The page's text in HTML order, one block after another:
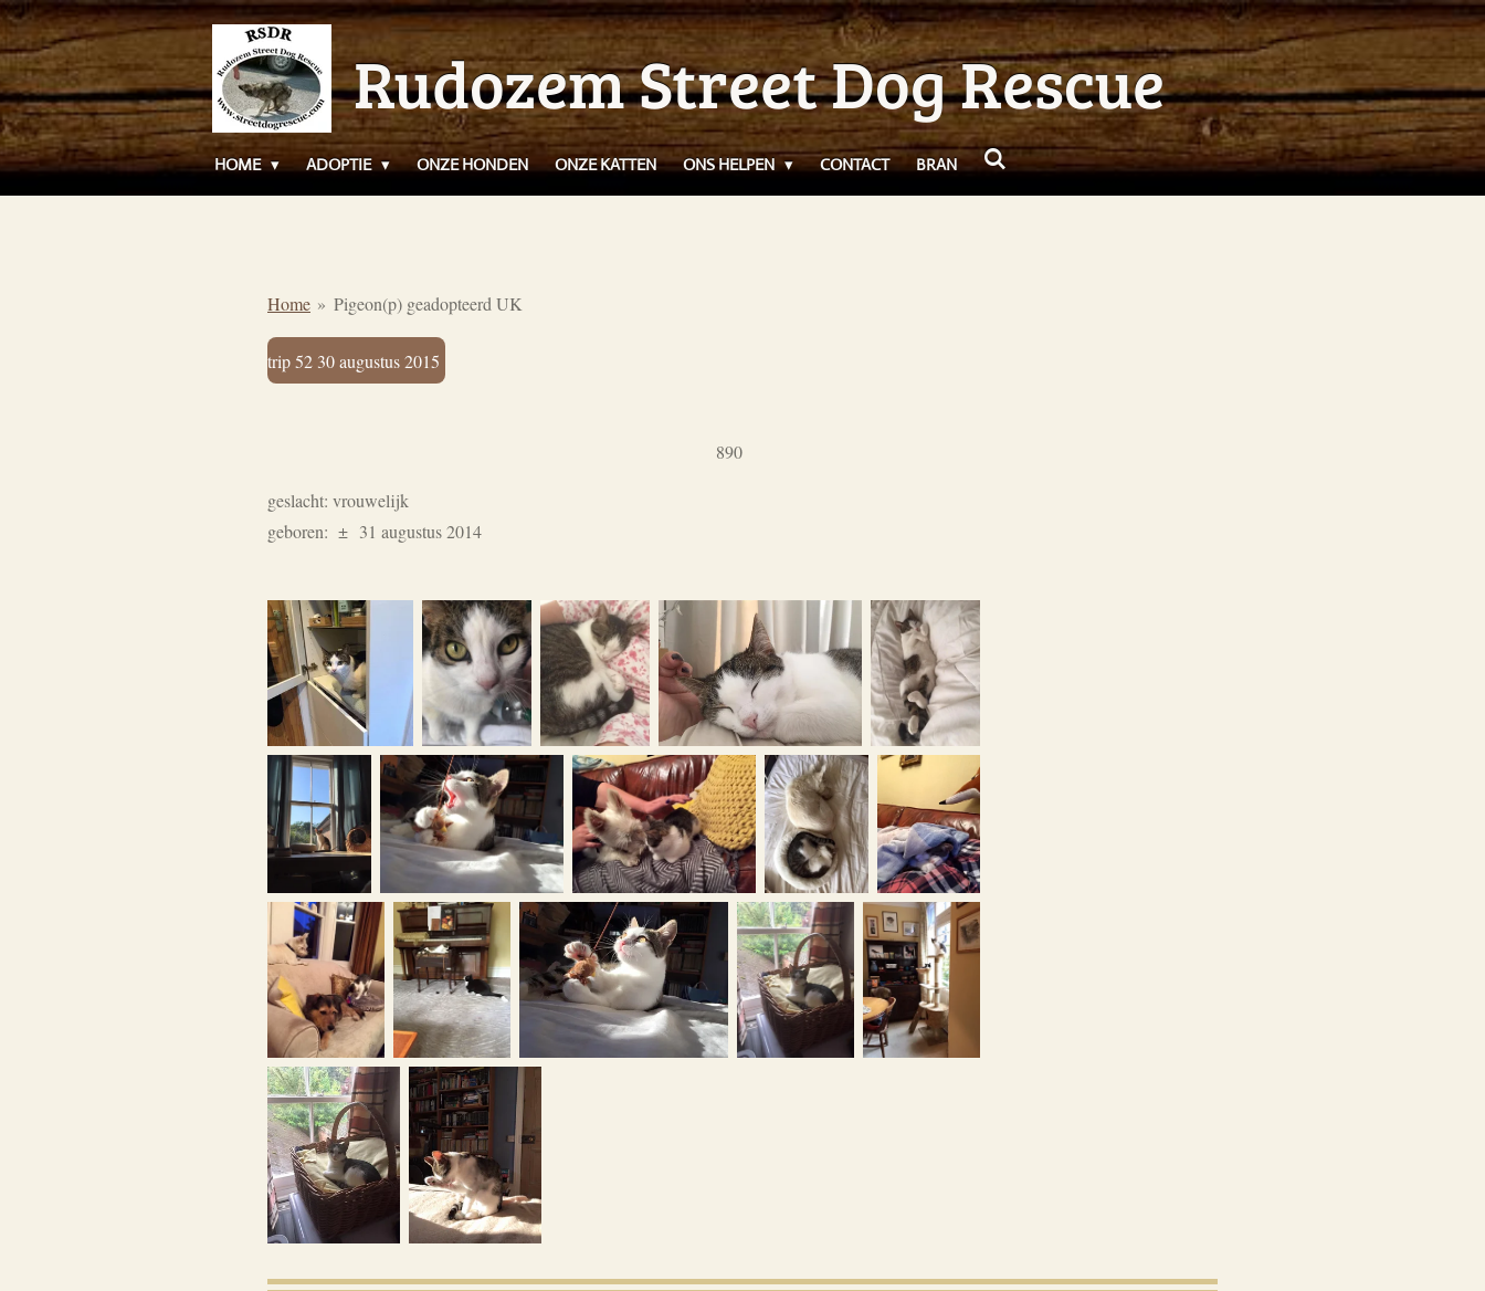
Ga
direct
naar
de
hoofdinhoud
Rudozem Street Dog Rescue
HOME ADOPTIE ONZE HONDEN ONZE KATTEN ONS HELPEN CONTACT BRAN
Home » Pigeon(p) geadopteerd UK
trip 52 30 augustus 2015
890
geslacht: vrouwelijk
geboren: ± 31 augustus 2014